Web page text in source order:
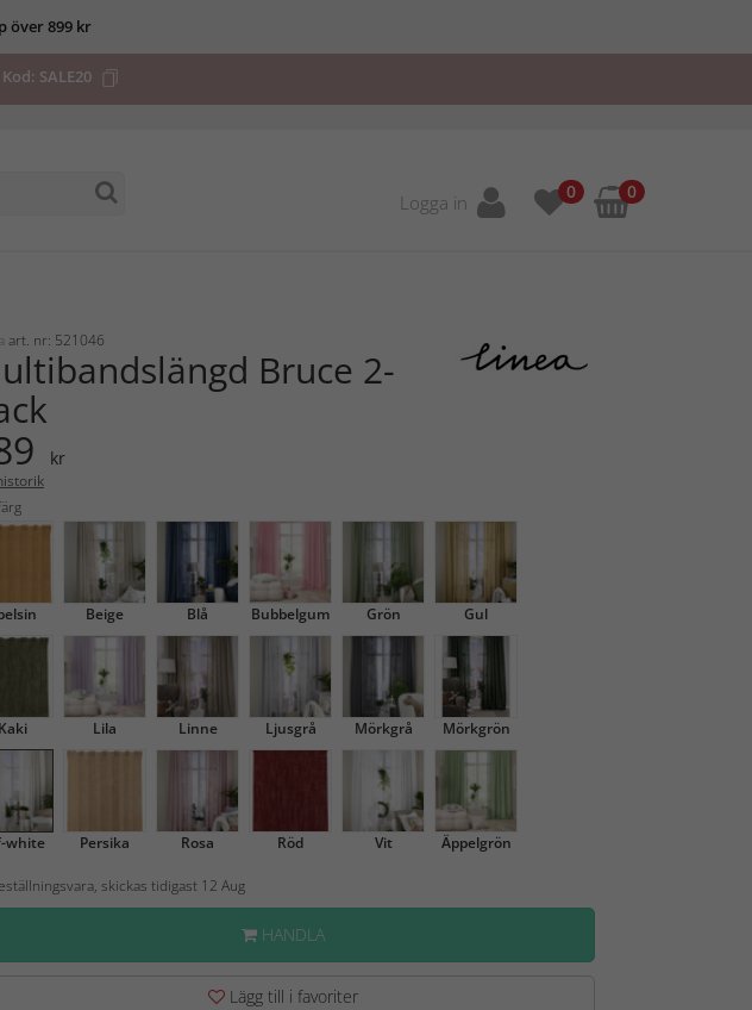
över 899 kr
SALE20
Logga in 0 0
art. nr: 521046
Bruce 2-
kr
Beige Blå Bubbelgum Grön Gul
Kaki Lila Linne Ljusgrå Mörkgrå Mörkgrön
white Persika Rosa Röd Vit Äppelgrön
skickas tidigast 12 Aug
HANDLA
Lägg till i favoriter